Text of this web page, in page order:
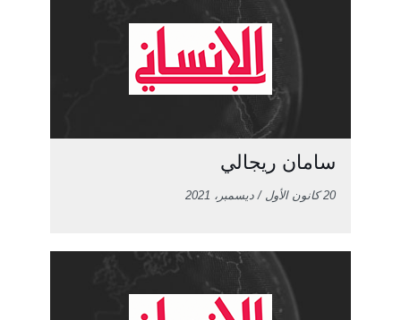
سامان ريجالي
20 كانون الأول / ديسمبر، 2021